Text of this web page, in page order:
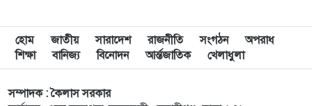
দুপুরের মধ্যে যেসব জেলায় ৬০ কিমি বেগে ঝড়ের শঙ্কা
৯
হোম জাতীয় সারাদেশ রাজনীতি সংগঠন
অপরাধ
শিক্ষা
বানিজ্য বিনোদন আর্ন্তজাতিক খেলাধুলা
সম্পাদক : কৈলাস সরকার